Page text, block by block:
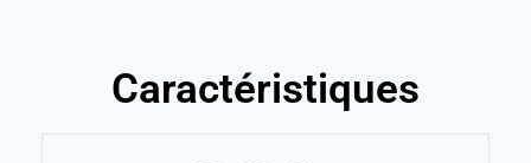
Caractéristiques